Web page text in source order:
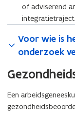
of adviserend
Voor wie is
onderzoek
Een